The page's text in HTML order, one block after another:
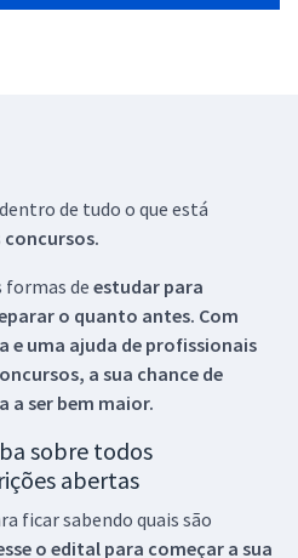
de tudo o que está
concursos.
formas de estudar para
o quanto antes. Com
e uma ajuda de profissionais
a sua chance de
a ser bem maior.
sobre todos
abertas
ficar sabendo quais são
o edital para começar a sua